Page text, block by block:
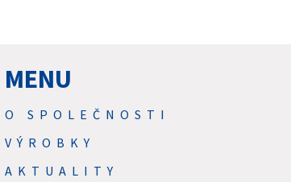
MENU
O SPOLEČNOSTI
VÝROBKY
AKTUALITY